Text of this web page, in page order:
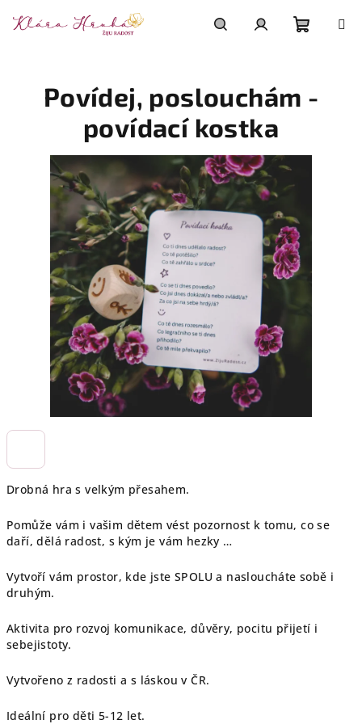
na
košík
Drobná hra s velkým přesahem.
Pomůže vám i vašim dětem vést pozornost k tomu, co se
daří, dělá radost, s kým je vám hezky …
Vytvoří vám prostor, kde jste SPOLU a nasloucháte sobě i
druhým.
Aktivita pro rozvoj komunikace, důvěry, pocitu přijetí i
sebejistoty.
Vytvořeno z radosti a s láskou v ČR.
Ideální pro děti 5-12 let.
Povídej, poslouchám -
povídací kostka